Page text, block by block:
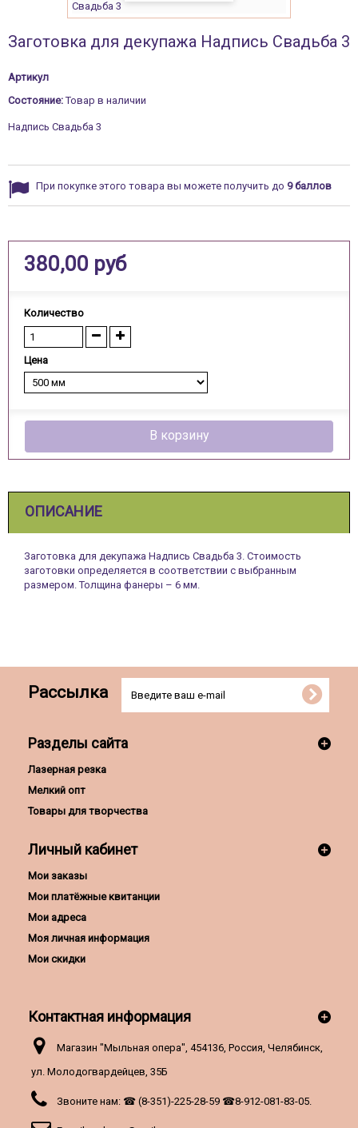
Заготовка для декупажа Надпись Свадьба 3
Артикул
Состояние: Товар в наличии
Надпись Свадьба 3
При покупке этого товара вы можете получить до 9баллов
380,00 руб
Количество
Цена
В корзину
ОПИСАНИЕ
Заготовка для декупажа Надпись Свадьба 3. Стоимость
заготовки определяется в соответствии с выбранным
размером. Толщина фанеры – 6 мм.
Рассылка
Разделы сайта
Лазерная резка
Мелкий опт
Товары для творчества
Личный кабинет
Мои заказы
Мои платёжные квитанции
Мои адреса
Моя личная информация
Мои скидки
Контактная информация
Магазин "Мыльная опера", 454136, Россия, Челябинск,
ул. Молодогвардейцев, 35Б
Звоните нам: ☎ (8-351)-225-28-59 ☎8-912-081-83-05.